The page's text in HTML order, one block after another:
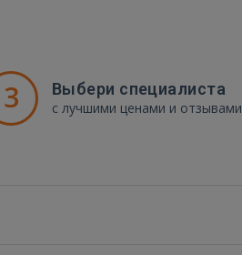
3 Выбери специалиста
с лучшими ценами и отзывами